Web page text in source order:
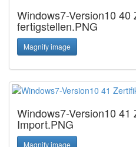
Windows7-Version10
fertigstellen.PNG
Magnify image
Windows7-Version10
Import.PNG
Magnify image